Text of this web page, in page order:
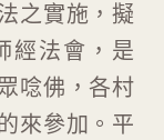
之實施，擬
經法會，是
唸佛，各村
來參加。平